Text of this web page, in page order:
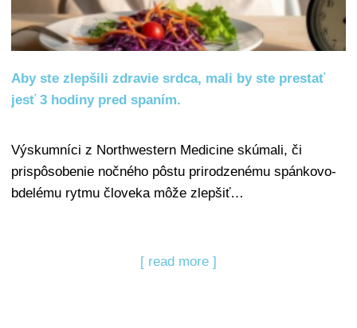
Aby ste zlepšili zdravie srdca, mali by ste prestať
jesť 3 hodiny pred spaním.
Výskumníci z Northwestern Medicine skúmali, či
prispôsobenie nočného pôstu prirodzenému spánkovo-
bdelému rytmu človeka môže zlepšiť…
[ read more ]